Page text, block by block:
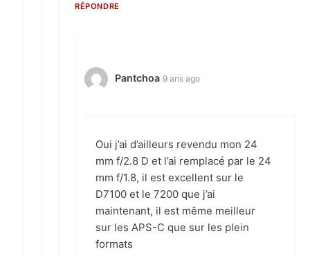
RÉPONDRE
Pantchoa 9 ans ago
Oui j’ai d’ailleurs revendu mon 24
mm f/2.8 D et l’ai remplacé par le 24
mm f/1.8, il est excellent sur le
D7100 et le 7200 que j’ai
maintenant, il est même meilleur
sur les APS-C que sur les plein
formats